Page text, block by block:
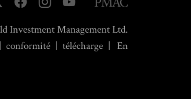
Investment Management Ltd.
| conformité | télécharge | En